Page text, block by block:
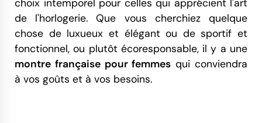
choix intemporel pour celles qui apprécient l'art
de l'horlogerie. Que vous cherchiez quelque
chose de luxueux et élégant ou de sportif et
fonctionnel, ou plutôt écoresponsable, il y a une
montre française pour femmes qui conviendra
à vos goûts et à vos besoins.